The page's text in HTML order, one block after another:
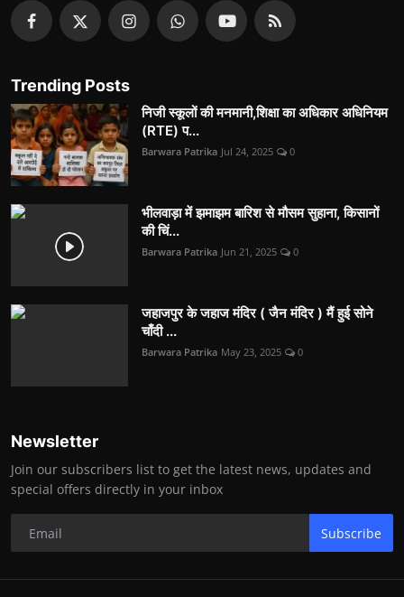
Trending Posts
निजी स्कूलों की मनमानी,शिक्षा का अधिकार अधिनियम
(RTE) प...
Barwara Patrika Jul 24, 2025 0
भीलवाड़ा में झमाझम बारिश से मौसम सुहाना, किसानों
की चिं...
Barwara Patrika Jun 21, 2025 0
जहाजपुर के जहाज मंदिर ( जैन मंदिर ) मैं हुई सोने
चाँदी ...
Barwara Patrika May 23, 2025 0
Newsletter
Join our subscribers list to get the latest news, updates and
special offers directly in your inbox
Subscribe